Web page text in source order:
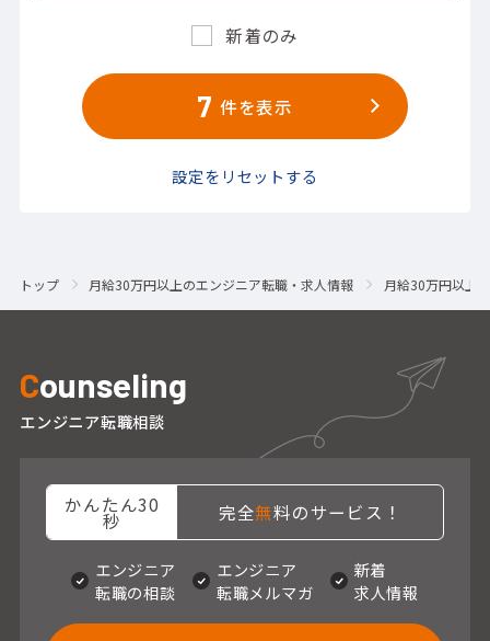
新着のみ
7 件を表示
設定をリセットする
トップ 月給30万円以上のエンジニア転職・求人情報 月給30万円以上
Counseling
エンジニア転職相談
かんたん30
秒 完全無料のサービス！
エンジニア
転職の相談
エンジニア
転職メルマガ
新着
求人情報